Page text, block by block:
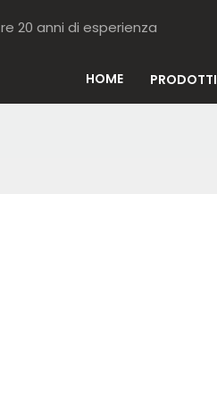
20 anni di esperienza
HOME PRODOTTI